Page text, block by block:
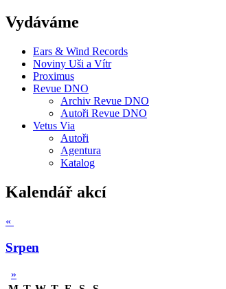
Vydáváme
Ears & Wind Records
Noviny Uši a Vítr
Proximus
Revue DNO
Archiv Revue DNO
Autoři Revue DNO
Vetus Via
Autoři
Agentura
Katalog
Kalendář akcí
«
Srpen
»